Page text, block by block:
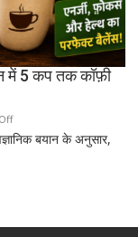
की
मरम्मत
को
बेहतर
है
में 5 कप तक कॉफ़ी
on
स्टडी
बयान के अनुसार,